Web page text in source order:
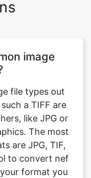
image
a TIFF are
like JPG or
The most
are JPG, TIF,
to convert nef
format you
image file.
instantly and
after only a